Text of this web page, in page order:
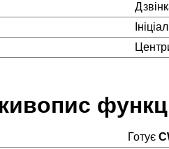
Готує